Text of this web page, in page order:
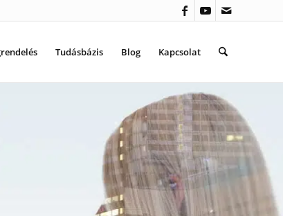
Tudásbázis Blog Kapcsolat